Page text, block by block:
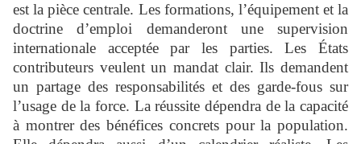
est la pièce centrale. Les formations, l’équipement et la
doctrine d’emploi demanderont une supervision
internationale acceptée par les parties. Les États
contributeurs veulent un mandat clair. Ils demandent
un partage des responsabilités et des garde-fous sur
l’usage de la force. La réussite dépendra de la capacité
à montrer des bénéfices concrets pour la population.